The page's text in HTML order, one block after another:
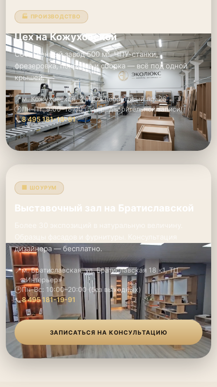
🏭 ПРОИЗВОДСТВО
Цех на Кожуховской
Собственный завод 500 м². ЧПУ-станки,
фрезеровка, покраска и сборка — всё под одной
крышей.
📍м. Кожуховская, 2-й Южнопортовый пр. 26
🕑Пн–Пт: 9:00–18:00 (по предварительной записи)
📞8 495 181-19-91
🏢 ШОУРУМ
Выставочный зал на Братиславской
дизайнера — бесплатно.
📍м. Братиславская, ул. Братиславская 18 к1, ТЦ
«Интерьер»
🕑Пн–Вс: 10:00–20:00 (без выходных)
📞8 495 181-19-91
ЗАПИСАТЬСЯ НА КОНСУЛЬТАЦИЮ